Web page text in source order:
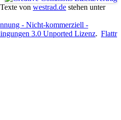
von westrad.de stehen unter
- Nicht-kommerziell -
3.0 Unported Lizenz. Flattr